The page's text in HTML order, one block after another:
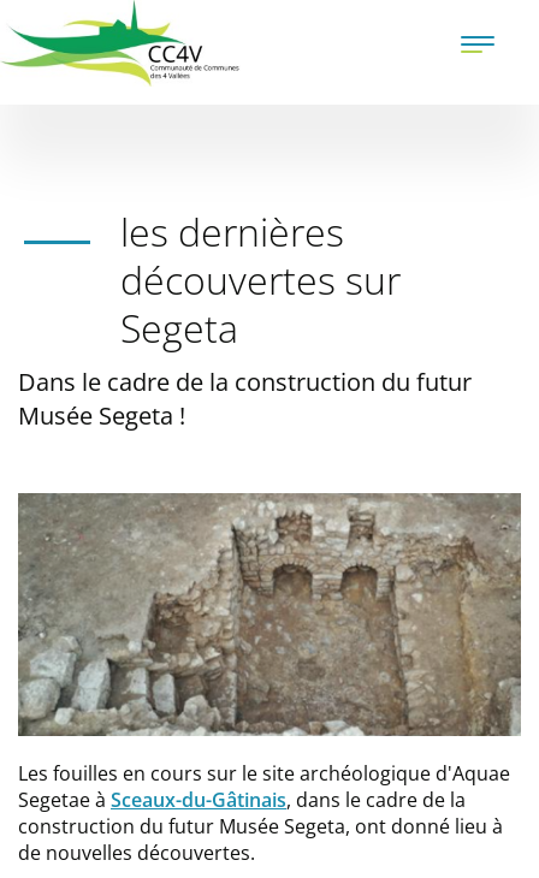
au
contenu
Toggle
les dernières
découvertes sur
Segeta
Dans le cadre de la construction du futur
Musée Segeta !
Illustration
Les fouilles en cours sur le site archéologique d'Aquae
Segetae à Sceaux-du-Gâtinais, dans le cadre de la
construction du futur Musée Segeta, ont donné lieu à
de nouvelles découvertes.